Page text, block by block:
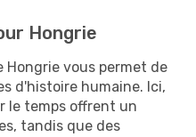
Hongrie
vous permet de
d'histoire humaine. Ici,
le temps offrent un
tandis que des